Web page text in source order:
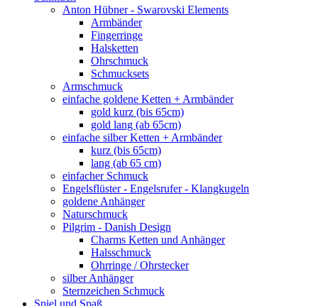
Anton Hübner - Swarovski Elements
Armbänder
Fingerringe
Halsketten
Ohrschmuck
Schmucksets
Armschmuck
einfache goldene Ketten + Armbänder
gold kurz (bis 65cm)
gold lang (ab 65cm)
einfache silber Ketten + Armbänder
kurz (bis 65cm)
lang (ab 65 cm)
einfacher Schmuck
Engelsflüster - Engelsrufer - Klangkugeln
goldene Anhänger
Naturschmuck
Pilgrim - Danish Design
Charms Ketten und Anhänger
Halsschmuck
Ohrringe / Ohrstecker
silber Anhänger
Sternzeichen Schmuck
Spiel und Spaß